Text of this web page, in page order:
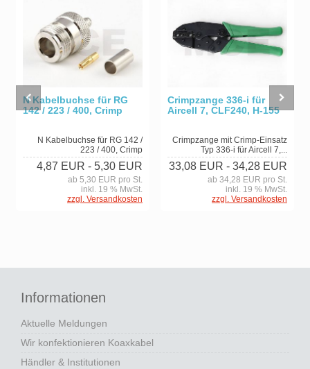
N Kabelbuchse für RG
142 / 223 / 400, Crimp
N Kabelbuchse für RG 142 /
223 / 400, Crimp
4,87 EUR - 5,30 EUR
ab 5,30 EUR pro St.
inkl. 19 % MwSt.
zzgl. Versandkosten
Crimpzange 336-i für
Aircell 7, CLF240, H-155
Crimpzange mit Crimp-Einsatz
Typ 336-i für Aircell 7,...
33,08 EUR - 34,28 EUR
ab 34,28 EUR pro St.
inkl. 19 % MwSt.
zzgl. Versandkosten
Informationen
Aktuelle Meldungen
Wir konfektionieren Koaxkabel
Händler & Institutionen